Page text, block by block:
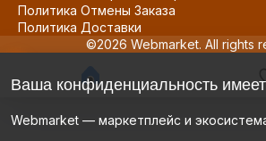
Политика Отмены Заказа
Политика Доставки
©2026 Webmarket. All rights
Ваша конфиденциальность
Webmarket — маркетплейс и